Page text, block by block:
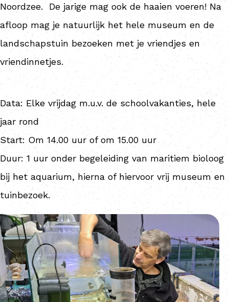
Noordzee. De jarige mag ook de haaien voeren! Na
afloop mag je natuurlijk het hele museum en de
landschapstuin bezoeken met je vriendjes en
vriendinnetjes.
Data: Elke vrijdag m.u.v. de schoolvakanties, hele
jaar rond
Start: Om 14.00 uur of om 15.00 uur
Duur: 1 uur onder begeleiding van maritiem bioloog
bij het aquarium, hierna of hiervoor vrij museum en
tuinbezoek.